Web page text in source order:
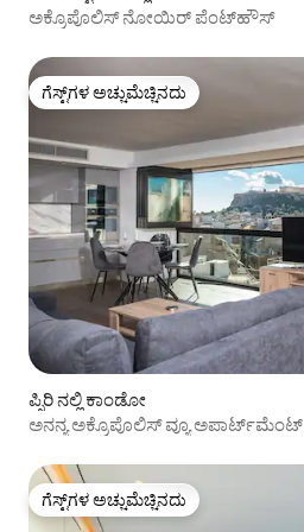
ಅಕ್ರೊಪೊಲಿಸ್ ನೋಯಿರ್ ಪೆಂಟ್‌ಹೌಸ್
ಗೆಸ್ಟ್‌ಗಳ ಅಚ್ಚುಮೆಚ್ಚಿನದು
ಗೆಸ್ಟ್‌ಗಳ ಅಚ್ಚುಮೆಚ್ಚಿನದು
ಪ್ಸಿರಿ ನಲ್ಲಿ ಕಾಂಡೋ
ಅನನ್ಯ ಅಕ್ರೊಪೊಲಿಸ್ ವ್ಯೂ ಅಪಾರ್ಟ್‌ಮೆಂಟ್
ಗೆಸ್ಟ್‌ಗಳ ಅಚ್ಚುಮೆಚ್ಚಿನದು
ಗೆಸ್ಟ್‌ಗಳ ಅಚ್ಚುಮೆಚ್ಚಿನದು